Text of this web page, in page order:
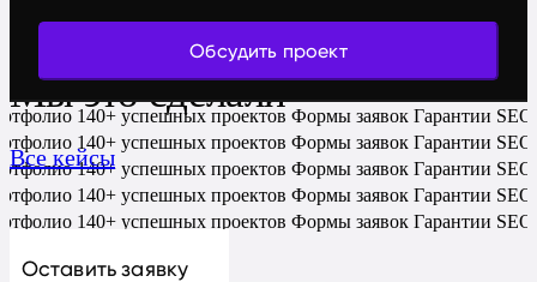
Обсудить проект
140+ успешных проектов Формы заявок Гарантии
140+ успешных проектов Формы заявок Гарантии
140+ успешных проектов Формы заявок Гарантии
140+ успешных проектов Формы заявок Гарантии
140+ успешных проектов Формы заявок Гарантии
Оставить заявку
Мы это сделали
Все кейсы